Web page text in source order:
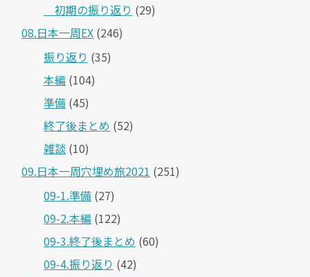
＿初期の振り返り (29)
08.日本一周EX (246)
振り返り (35)
本編 (104)
準備 (45)
終了後まとめ (52)
雑談 (10)
09.日本一周穴埋め旅2021 (251)
09-1.準備 (27)
09-2.本編 (122)
09-3.終了後まとめ (60)
09-4.振り返り (42)